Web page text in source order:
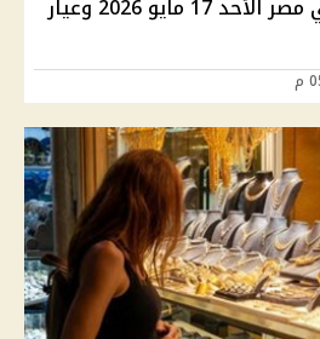
أسعار الذهب اليوم في مصر الأحد 17 مايو 2026 وعيار